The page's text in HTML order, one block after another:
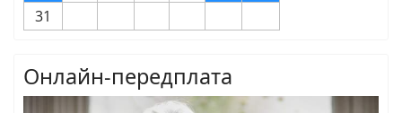
31
Онлайн-передплата